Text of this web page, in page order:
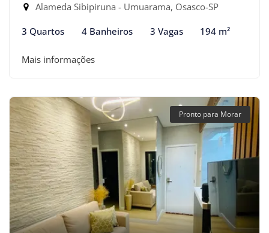
Alameda Sibipiruna - Umuarama, Osasco-SP
3 Quartos 4 Banheiros 3 Vagas 194 m²
Mais informações
Pronto para Morar